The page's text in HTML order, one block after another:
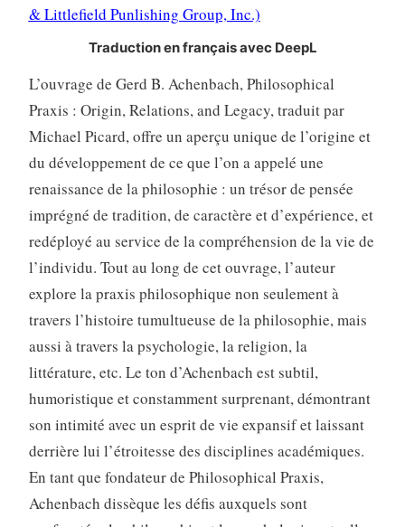
& Littlefield Punlishing Group, Inc.)
Traduction en français avec DeepL
L’ouvrage de Gerd B. Achenbach, Philosophical
Praxis : Origin, Relations, and Legacy, traduit par
Michael Picard, offre un aperçu unique de l’origine et
du développement de ce que l’on a appelé une
renaissance de la philosophie : un trésor de pensée
imprégné de tradition, de caractère et d’expérience, et
redéployé au service de la compréhension de la vie de
l’individu. Tout au long de cet ouvrage, l’auteur
explore la praxis philosophique non seulement à
travers l’histoire tumultueuse de la philosophie, mais
aussi à travers la psychologie, la religion, la
littérature, etc. Le ton d’Achenbach est subtil,
humoristique et constamment surprenant, démontrant
son intimité avec un esprit de vie expansif et laissant
derrière lui l’étroitesse des disciplines académiques.
En tant que fondateur de Philosophical Praxis,
Achenbach dissèque les défis auxquels sont